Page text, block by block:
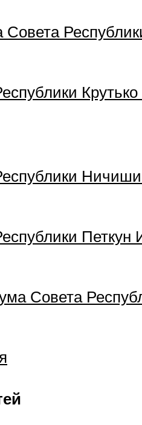
Совета
Совета